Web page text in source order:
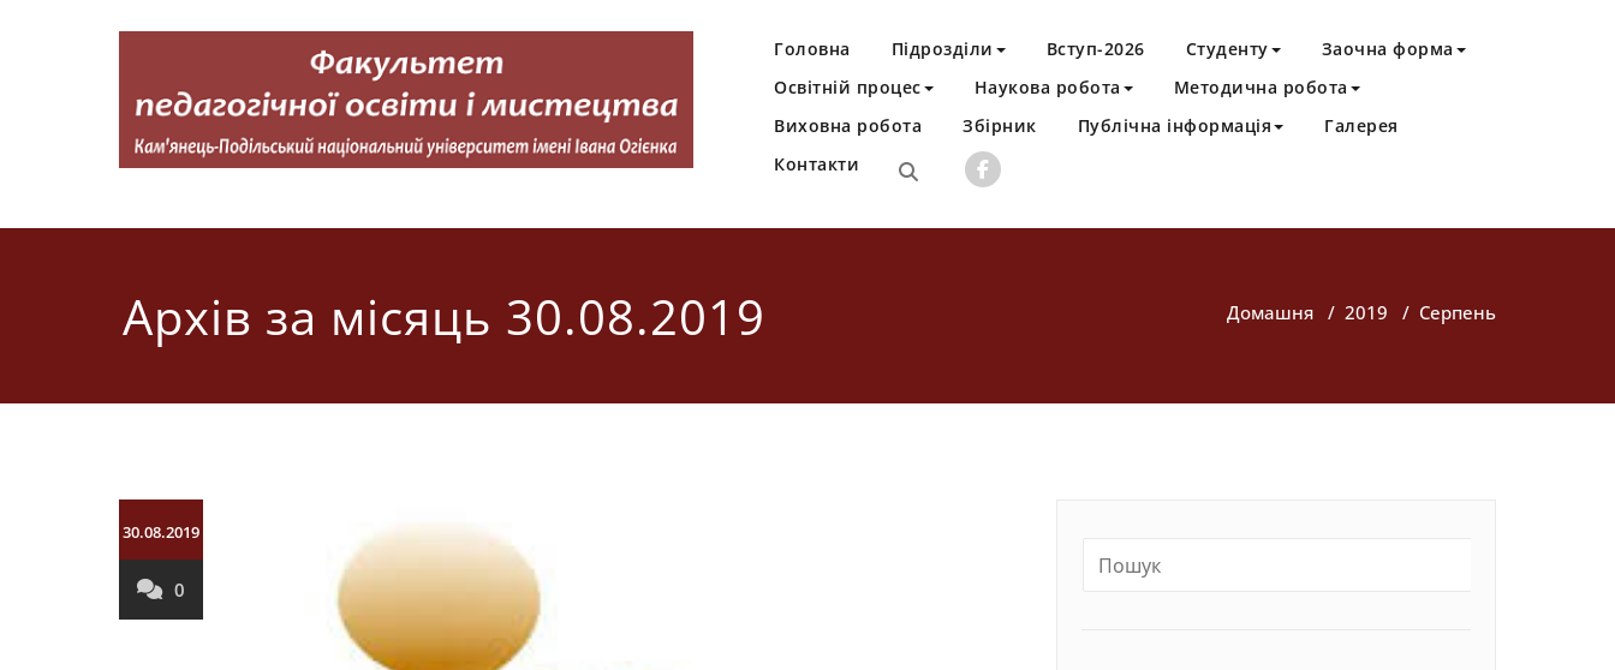
Головна Підрозділи Вступ-2026 Студенту
Заочна форма
Освітній процес
Наукова робота
Методична робота
Виховна робота
Збірник Публічна інформація
Галерея
Контакти
Архів за місяць 30.08.2019 Домашня / 2019 / Серпень
30.08.2019
0